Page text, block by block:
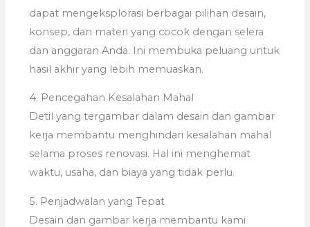
dapat mengeksplorasi berbagai pilihan desain,
konsep, dan materi yang cocok dengan selera
dan anggaran Anda. Ini membuka peluang untuk
hasil akhir yang lebih memuaskan.
4. Pencegahan Kesalahan Mahal
Detil yang tergambar dalam desain dan gambar
kerja membantu menghindari kesalahan mahal
selama proses renovasi. Hal ini menghemat
waktu, usaha, dan biaya yang tidak perlu.
5. Penjadwalan yang Tepat
Desain dan gambar kerja membantu kami